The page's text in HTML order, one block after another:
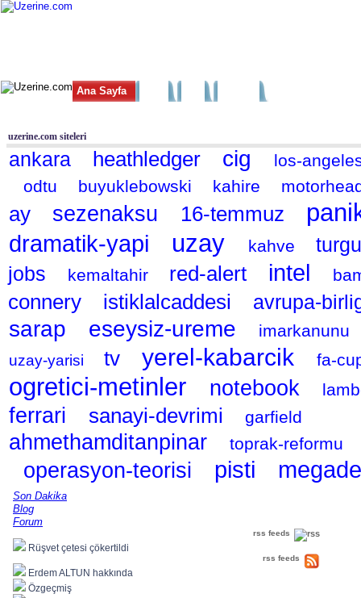
Ana Sayfa
uzerine.com siteleri
ankara heathledger cig
los-
odtu
buyuklebowski kahire
ay sezenaksu 16-temmuz
dramatik-yapi uzay kahve
jobs
kemaltahir red-alert intel
connery istiklalcaddesi avrupa-
sarap eseysiz-ureme imarkanunu
uzay-yarisi tv yerel-kabarcik fa-
ogretici-metinler notebook
ferrari sanayi-devrimi garfield
ahmethamditanpinar toprak-reformu
operasyon-teorisi pisti
Son Dakika
Blog
Forum
rss feeds
Rüşvet çetesi çökertildi
rss feeds
Erdem ALTUN hakkında
Özgeçmiş